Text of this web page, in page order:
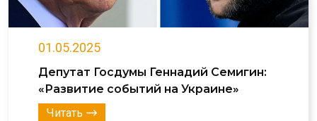
01.05.2025
Депутат Госдумы Геннадий Семигин:
«Развитие событий на Украине»
Читать